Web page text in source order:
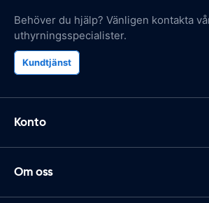
Behöver du hjälp? Vänligen kontakta
uthyrningsspecialister.
Kundtjänst
Konto
Om oss